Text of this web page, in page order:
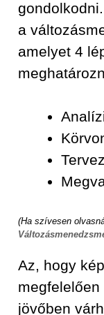
a
amelyet 4
(Ha szívesen
Az, hogy
jövőben